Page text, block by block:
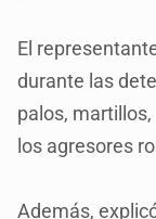
El
durante las
palos,
los agresores
Además,